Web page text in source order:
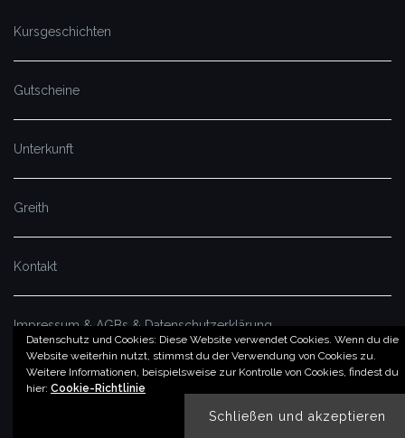
Datenschutz und Cookies: Diese Website verwendet Cookies. Wenn du die
Website weiterhin nutzt, stimmst du der Verwendung von Cookies zu.
Weitere Informationen, beispielsweise zur Kontrolle von Cookies, findest du
hier: Cookie-Richtlinie
Kursgeschichten
Gutscheine
Unterkunft
Greith
Kontakt
Impressum & AGBs & Datenschutzerklärung
© by imSalzatal.at